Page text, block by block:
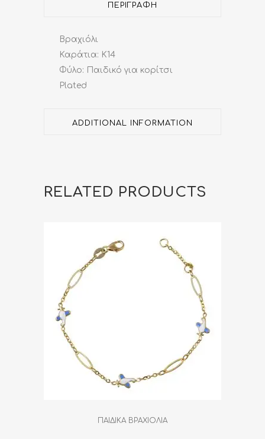
ΠΕΡΙΓΡΑΦΉ
Βραχιόλι
Καράτια: Κ14
Φύλο: Παιδικό για κορίτσι
Plated
ADDITIONAL INFORMATION
RELATED PRODUCTS
ΠΑΙΔΙΚΑ ΒΡΑΧΙΟΛΙΑ